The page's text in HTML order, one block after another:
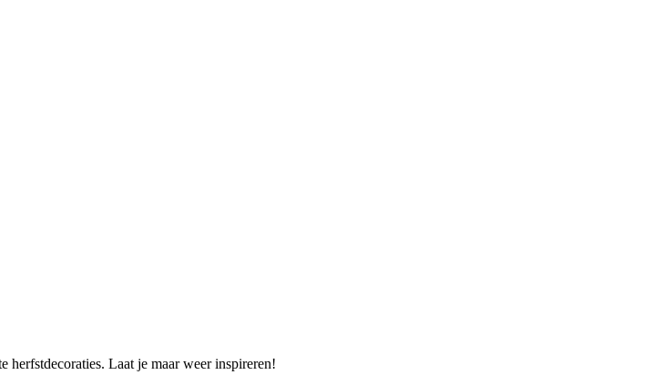
Laat je maar weer inspireren!